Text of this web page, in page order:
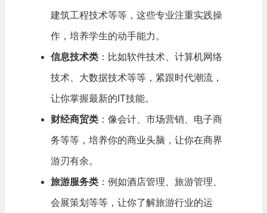
建筑工程技术等等，这些专业注重实践操
作，培养学生的动手能力。
信息技术类：比如软件技术、计算机网络
技术、大数据技术等等，紧跟时代潮流，
让你掌握最新的IT技能。
财经商贸类：像会计、市场营销、电子商
务等等，培养你的商业头脑，让你在商界
游刃有余。
旅游服务类：例如酒店管理、旅游管理、
会展策划等等，让你了解旅游行业的运